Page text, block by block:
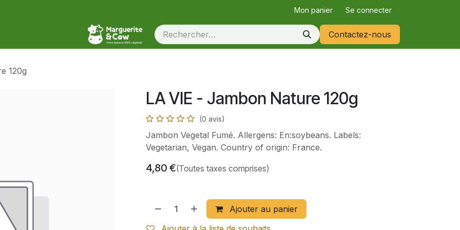
Mon panier Se connecter
Contactez-nous
120g
LA VIE - Jambon Nature 120g
(0 avis)
Jambon Vegetal Fumé. Allergens: En:soybeans. Labels:
Vegetarian, Vegan. Country of origin: France.
4,80 €(Toutes taxes comprises)
Ajouter au panier